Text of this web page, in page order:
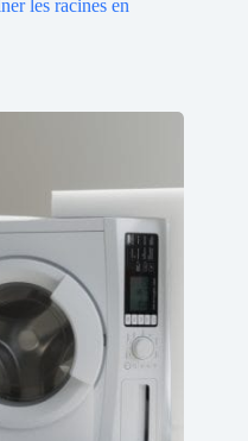
les racines en